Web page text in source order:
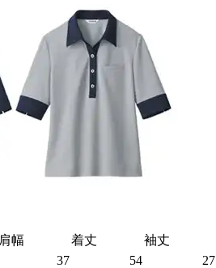
肩幅 着丈
袖丈
37 54
27